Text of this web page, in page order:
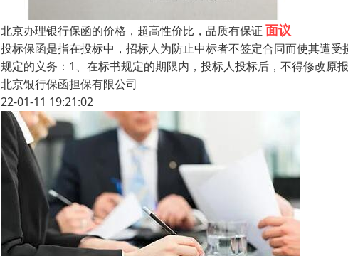
北京办理银行保函的价格，超高性价比，品质有保证 面议
投标保函是指在投标中，招标人为防止中标者不签定合同而使其遭
规定的义务：1、在标书规定的期限内，投标人投标后，不得修改
北京银行保函担保有限公司
22-01-11 19:21:02